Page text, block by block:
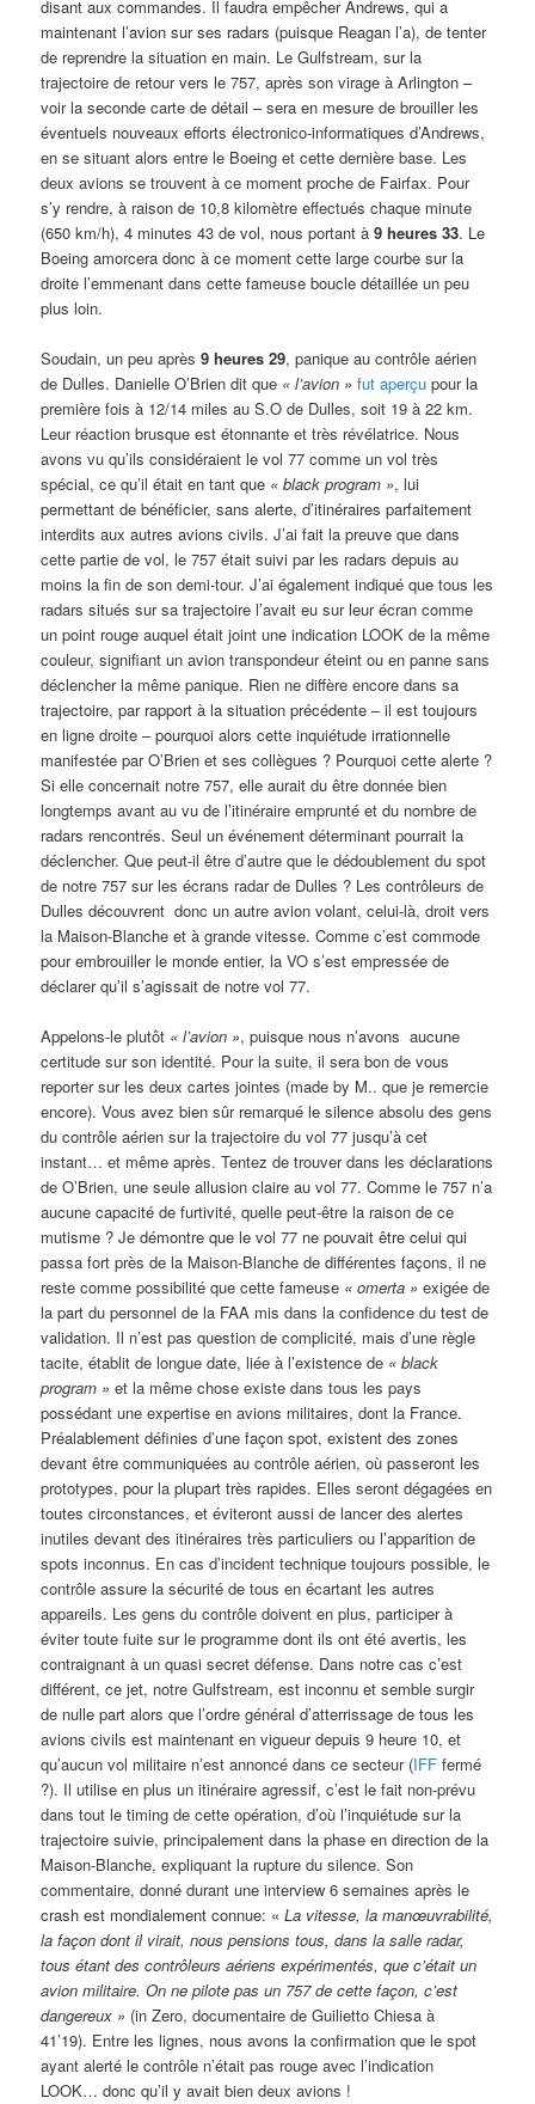
disant aux commandes. Il faudra empêcher Andrews, qui a
maintenant l’avion sur ses radars (puisque Reagan l’a), de tenter
de reprendre la situation en main. Le Gulfstream, sur la
trajectoire de retour vers le 757, après son virage à Arlington –
voir la seconde carte de détail – sera en mesure de brouiller les
éventuels nouveaux efforts électronico-informatiques d’Andrews,
en se situant alors entre le Boeing et cette dernière base. Les
deux avions se trouvent à ce moment proche de Fairfax. Pour
s’y rendre, à raison de 10,8 kilomètre effectués chaque minute
(650 km/h), 4 minutes 43 de vol, nous portant à9 heures 33. Le
Boeing amorcera donc à ce moment cette large courbe sur la
droite l’emmenant dans cette fameuse boucle détaillée un peu
plus loin.
Soudain, un peu après9 heures 29, panique au contrôle aérien
de Dulles. Danielle O’Brien dit que « l’avion » fut aperçu pour la
première fois à 12/14 miles au S.O de Dulles, soit 19 à 22 km.
Leur réaction brusque est étonnante et très révélatrice. Nous
avons vu qu’ils considéraient le vol 77 comme un vol très
spécial, ce qu’il était en tant que «black program », lui
permettant de bénéficier, sans alerte, d’itinéraires parfaitement
interdits aux autres avions civils. J’ai fait la preuve que dans
cette partie de vol, le 757 était suivi par les radars depuis au
moins la fin de son demi-tour. J’ai également indiqué que tous les
radars situés sur sa trajectoire l’avait eu sur leur écran comme
un point rouge auquel était joint une indication LOOK de la même
couleur, signifiant un avion transpondeur éteint ou en panne sans
déclencher la même panique. Rien ne diffère encore dans sa
trajectoire, par rapport à la situation précédente – il est toujours
en ligne droite – pourquoi alors cette inquiétude irrationnelle
manifestée par O’Brien et ses collègues ? Pourquoi cette alerte ?
Si elle concernait notre 757, elle aurait du être donnée bien
longtemps avant au vu de l’itinéraire emprunté et du nombre de
radars rencontrés. Seul un événement déterminant pourrait la
déclencher. Que peut-il être d’autre que le dédoublement du spot
de notre 757 sur les écrans radar de Dulles ? Les contrôleurs de
Dulles découvrent donc un autre avion volant, celui-là, droit vers
la Maison-Blanche et à grande vitesse. Comme c’est commode
pour embrouiller le monde entier, la VO s’est empressée de
déclarer qu’il s’agissait de notre vol 77.
Appelons-le plutôt « l’avion », puisque nous n’avons aucune
certitude sur son identité. Pour la suite, il sera bon de vous
reporter sur les deux cartes jointes (made by M.. que je remercie
encore). Vous avez bien sûr remarqué le silence absolu des gens
du contrôle aérien sur la trajectoire du vol 77 jusqu’à cet
instant… et même après. Tentez de trouver dans les déclarations
de O’Brien, une seule allusion claire au vol 77. Comme le 757 n’a
aucune capacité de furtivité, quelle peut-être la raison de ce
mutisme ? Je démontre que le vol 77 ne pouvait être celui qui
passa fort près de la Maison-Blanche de différentes façons, il ne
reste comme possibilité que cette fameuse « omerta » exigée de
la part du personnel de la FAA mis dans la confidence du test de
validation. Il n’est pas question de complicité, mais d’une règle
tacite, établit de longue date, liée à l’existence de «black
program » et la même chose existe dans tous les pays
possédant une expertise en avions militaires, dont la France.
Préalablement définies d’une façon spot, existent des zones
devant être communiquées au contrôle aérien, où passeront les
prototypes, pour la plupart très rapides. Elles seront dégagées en
toutes circonstances, et éviteront aussi de lancer des alertes
inutiles devant des itinéraires très particuliers ou l’apparition de
spots inconnus. En cas d’incident technique toujours possible, le
contrôle assure la sécurité de tous en écartant les autres
appareils. Les gens du contrôle doivent en plus, participer à
éviter toute fuite sur le programme dont ils ont été avertis, les
contraignant à un quasi secret défense. Dans notre cas c’est
différent, ce jet, notre Gulfstream, est inconnu et semble surgir
de nulle part alors que l’ordre général d’atterrissage de tous les
avions civils est maintenant en vigueur depuis 9 heure 10, et
qu’aucun vol militaire n’est annoncé dans ce secteur (IFF fermé
?). Il utilise en plus un itinéraire agressif, c’est le fait non-prévu
dans tout le timing de cette opération, d’où l’inquiétude sur la
trajectoire suivie, principalement dans la phase en direction de la
Maison-Blanche, expliquant la rupture du silence. Son
commentaire, donné durant une interview 6 semaines après le
crash est mondialement connue: «La vitesse, la manœuvrabilité,
la façon dont il virait, nous pensions tous, dans la salle radar,
tous étant des contrôleurs aériens expérimentés, que c’était un
avion militaire. On ne pilote pas un 757 de cette façon, c’est
dangereux » (in Zero, documentaire de Guilietto Chiesa à
41’19). Entre les lignes, nous avons la confirmation que le spot
ayant alerté le contrôle n’était pas rouge avec l’indication
LOOK… donc qu’il y avait bien deux avions !